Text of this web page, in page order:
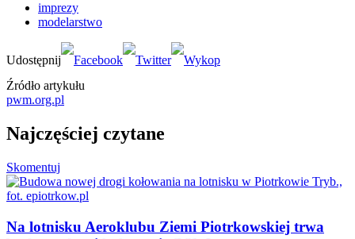
imprezy
modelarstwo
Źródło artykułu
pwm.org.pl
Najczęściej czytane
Skomentuj
Na lotnisku Aeroklubu Ziemi Piotrkowskiej trwa